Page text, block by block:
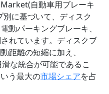
自動車用ブレーキ
に基づいて、ディスク
動パーキングブレーキ、
れています。ディスクブ
距離の短縮に加え、
な統合が可能であるこ
う最大の市場シェアを占